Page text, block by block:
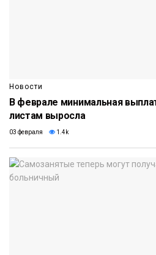
Новости
В феврале минимальная
листам выросла
03 февраля 1.4k